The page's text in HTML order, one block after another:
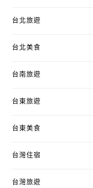
台北旅遊
台北美食
台南旅遊
台東旅遊
台東美食
台灣住宿
台灣旅遊